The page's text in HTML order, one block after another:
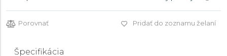
Porovnať Pridať do zoznamu želaní
Špecifikácia